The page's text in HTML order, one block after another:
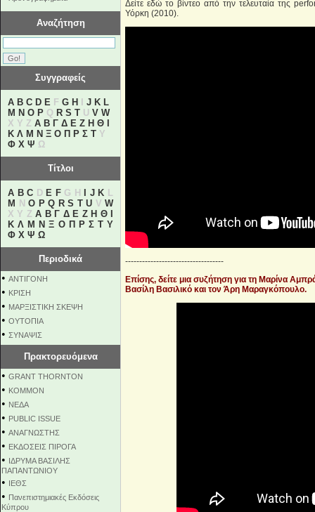
Αναζήτηση
Συγγραφείς
A B C D E F G H J K L
M N O P Q R S T U V W
X Y Z Α Β Γ Δ Ε Ζ Η Θ
Κ Λ Μ Ν Ξ Ο Π Ρ Σ Τ Υ
Φ Χ Ψ Ω
Τίτλοι
A B C D E FG H J K L
M
N O P Q R S T U V W
X Y ZΑ Β Γ Δ Ε Ζ Η Θ
Κ Λ Μ Ν Ξ Ο Π Ρ Σ Τ Υ
Φ Χ Ψ Ω
Περιοδικά
• ΑΝΤΙΓΟΝΗ
• ΚΡΙΣΗ
• ΜΑΡΞΙΣΤΙΚΗ ΣΚΕΨΗ
• ΟΥΤΟΠΙΑ
• ΣΥΝΑΨΙΣ
Πρακτορευόμενα
• GRANT THORNTON
• KOMMON
• NEΔΑ
• PUBLIC ISSUE
• ΑΝΑΓΝΩΣΤΗΣ
• ΕΚΔΟΣΕΙΣ ΠΙΡΟΓΑ
• ΙΔΡΥΜΑ ΒΑΣΙΛΗΣ
ΠΑΠΑΝΤΩΝΙΟΥ
• ΙΕΘΣ
• Πανεπιστημιακές Εκδόσεις
Κύπρου
Δείτε εδώ το βίντεο από την τελευταία της
Υόρκη (2010).
-----------------------------------
Επίσης, δείτε μια συζήτηση για τη Μαρίνα
Βασίλη Βασιλικό και τον Άρη Μαραγκόπουλο.